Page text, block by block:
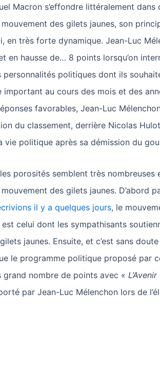
Macron s’effondre littéralement dans
des gilets jaunes, son
en très forte dynamique. Jean-Luc
en hausse de… 8 points lorsqu’on
personnalités politiques dont ils
important au cours des mois et des
favorables, Jean-Luc
du classement, derrière Nicolas
vie politique après sa démission du
porosités semblent très nombreuses
des gilets jaunes. D’abord
il y a quelques jours, le
est celui dont les sympathisants
jaunes. Ensuite, et c’est sans
le programme politique proposé par
grand nombre de points avec «
par Jean-Luc Mélenchon lors de